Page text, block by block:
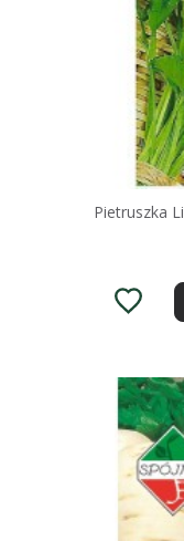
Pietruszka